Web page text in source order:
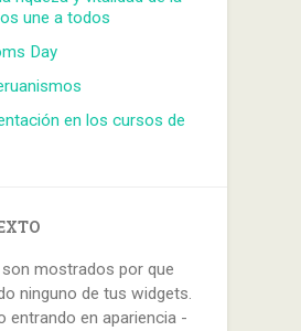
une a todos
Day
en los cursos de
mostrados por que
ninguno de tus widgets.
entrando en apariencia -